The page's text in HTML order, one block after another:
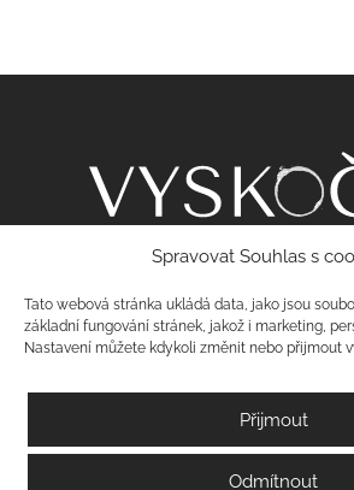
Spravovat Souhlas s
Tato webová stránka ukládá data, jako jsou
základní fungování stránek, jakož i marketing,
Nastavení můžete kdykoli změnit nebo přijmout
Přijmout
Odmítnout
Šakvická 22
693 01 Strachotín
08189285
+420 776 823 123